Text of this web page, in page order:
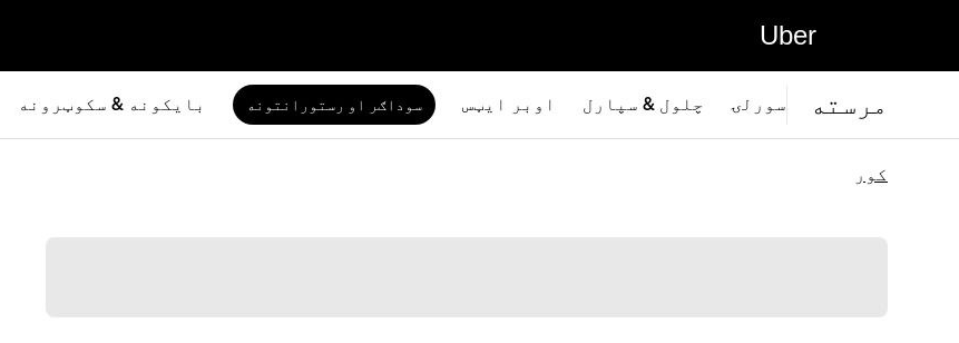
Uber
مرسته سورلۍ چلول & سپارل اوبر ايټس سوداګر او رستورانتونه بایکونه & سکوټرونه
کور